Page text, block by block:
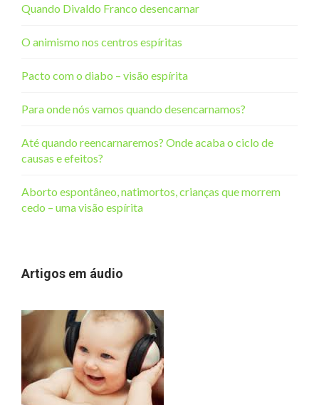
Quando Divaldo Franco desencarnar
O animismo nos centros espíritas
Pacto com o diabo – visão espírita
Para onde nós vamos quando desencarnamos?
Até quando reencarnaremos? Onde acaba o ciclo de
causas e efeitos?
Aborto espontâneo, natimortos, crianças que morrem
cedo – uma visão espírita
Artigos em áudio